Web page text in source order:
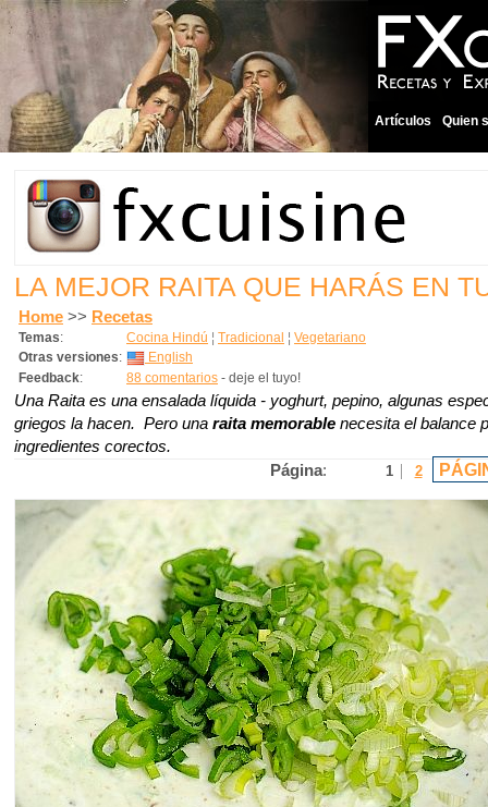
Artículos Quien
LA MEJOR RAITA QUE HARÁS EN
Home >> Recetas
Temas: Cocina Hindú ¦ Tradicional ¦ Vegetariano
Otras versiones:
English
Feedback: 88 comentarios - deje el tuyo!
Una Raita es una ensalada líquida - yoghurt, pepino, algunas
griegos la hacen. Pero una raita memorable necesita el balance
ingredientes corectos.
Página: 1 2